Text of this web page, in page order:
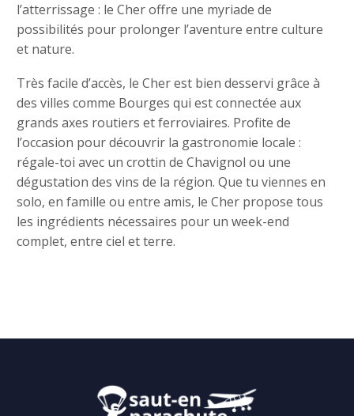
l’atterrissage : le Cher offre une myriade de
possibilités pour prolonger l’aventure entre culture
et nature.
Très facile d’accès, le Cher est bien desservi grâce à
des villes comme Bourges qui est connectée aux
grands axes routiers et ferroviaires. Profite de
l’occasion pour découvrir la gastronomie locale :
régale-toi avec un crottin de Chavignol ou une
dégustation des vins de la région. Que tu viennes en
solo, en famille ou entre amis, le Cher propose tous
les ingrédients nécessaires pour un week-end
complet, entre ciel et terre.